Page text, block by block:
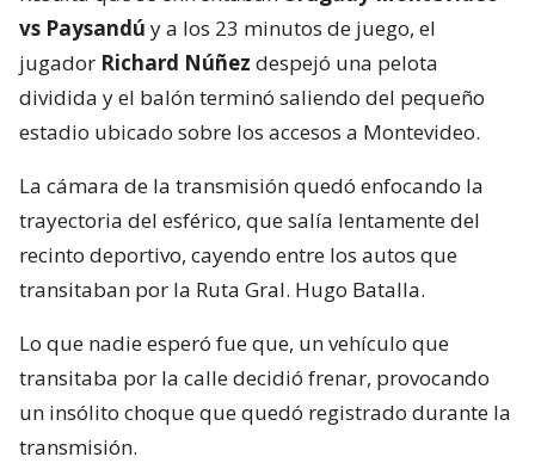
vs Paysandú y a los 23 minutos de juego, el
jugador Richard Núñez despejó una pelota
dividida y el balón terminó saliendo del pequeño
estadio ubicado sobre los accesos a Montevideo.
La cámara de la transmisión quedó enfocando la
trayectoria del esférico, que salía lentamente del
recinto deportivo, cayendo entre los autos que
transitaban por la Ruta Gral. Hugo Batalla.
Lo que nadie esperó fue que, un vehículo que
transitaba por la calle decidió frenar, provocando
un insólito choque que quedó registrado durante la
transmisión.